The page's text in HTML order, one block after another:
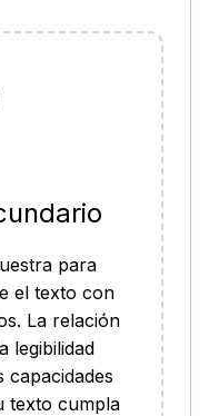
para
el texto con
La relación
legibilidad
capacidades
texto cumpla